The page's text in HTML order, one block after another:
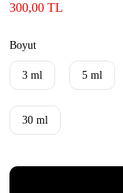
300,00 TL
Boyut
3 ml 5 ml
30 ml